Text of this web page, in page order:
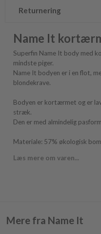
Returnering
Name It
Superfin Name It body med
mindste piger.
Name It bodyen er i en flot,
blondekrave.
Bodyen er kortærmet og er
stræk.
Den er med almindelig
Materiale: 57% økologisk
Læs mere om varen...
Mere fra Name It